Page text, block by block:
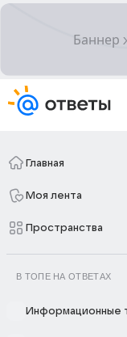
Главная
Моя лента
Пространства
В ТОПЕ НА ОТВЕТАХ
Информационные